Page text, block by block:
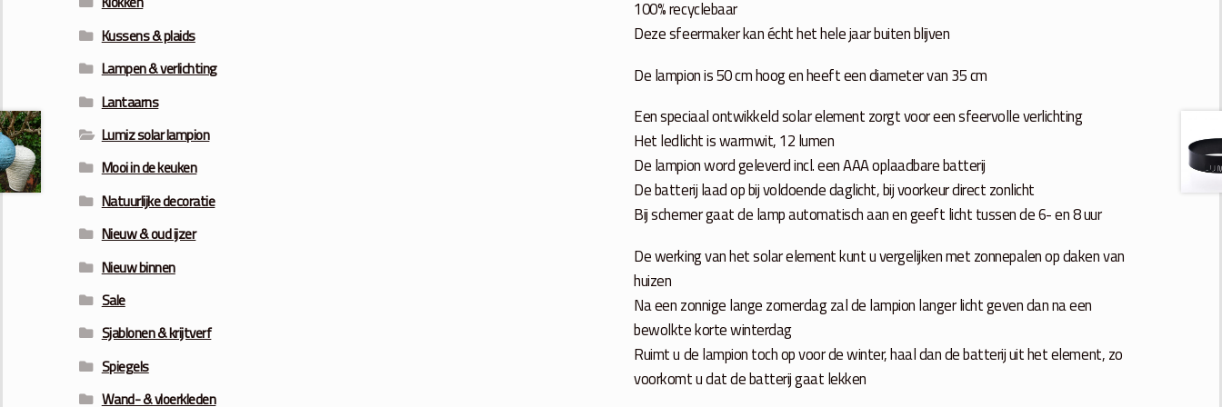
100% recyclebaar
Deze sfeermaker kan écht het hele jaar buiten blijven
De lampion is 50 cm hoog en heeft een diameter van 35 cm
Een speciaal ontwikkeld solar element zorgt voor een sfeervolle verlichting
Het ledlicht is warmwit, 12 lumen
De lampion word geleverd incl. een AAA oplaadbare batterij
De batterij laad op bij voldoende daglicht, bij voorkeur direct zonlicht
Bij schemer gaat de lamp automatisch aan en geeft licht tussen de 6- en 8 uur
De werking van het solar element kunt u vergelijken met zonnepalen op daken van
huizen
Na een zonnige lange zomerdag zal de lampion langer licht geven dan na een
bewolkte korte winterdag
Ruimt u de lampion toch op voor de winter, haal dan de batterij uit het element, zo
voorkomt u dat de batterij gaat lekken
Kussens & plaids
Lampen & verlichting
Lantaarns
Lumiz solar lampion
Mooi in de keuken
Natuurlijke decoratie
Nieuw & oud ijzer
Nieuw binnen
Sale
Sjablonen & krijtverf
Spiegels
Wand- & vloerkleden